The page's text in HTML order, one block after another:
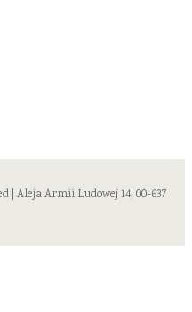
| Aleja Armii Ludowej 14, 00-637